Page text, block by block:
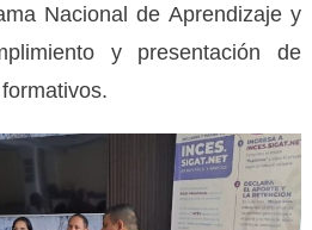
Nacional de Aprendizaje y
y presentación de